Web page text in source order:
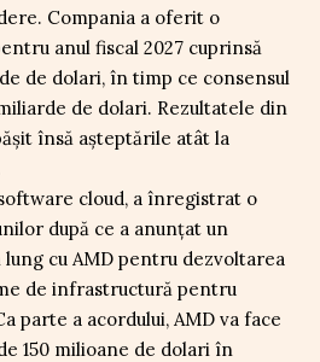
Compania a oferit o
anul fiscal 2027 cuprinsă
de dolari, în timp ce consensul
de dolari. Rezultatele din
însă așteptările atât la
cloud, a înregistrat o
după ce a anunțat un
cu AMD pentru dezvoltarea
de infrastructură pentru
parte a acordului, AMD va face
150 milioane de dolari în